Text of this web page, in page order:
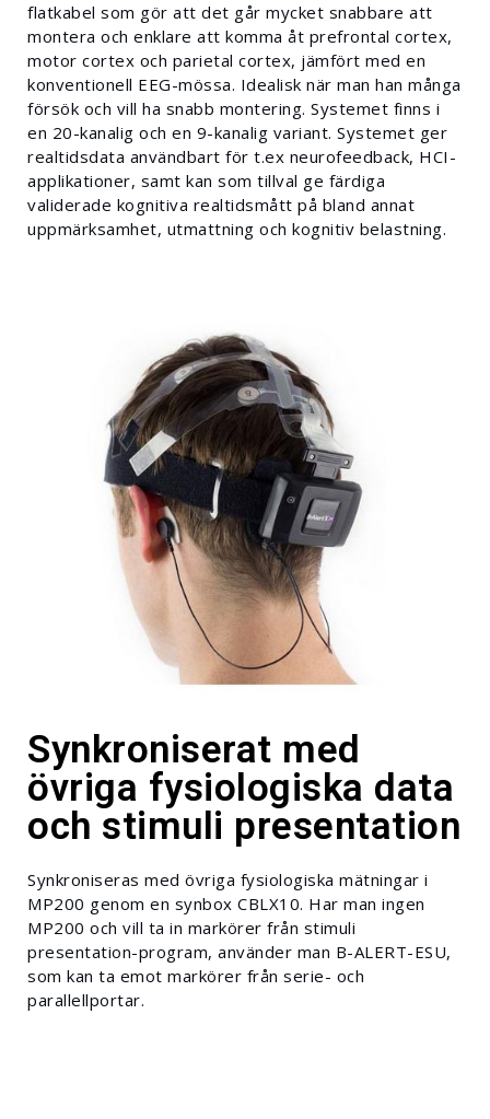
flatkabel som gör att det går mycket snabbare att
montera och enklare att komma åt prefrontal cortex,
motor cortex och parietal cortex, jämfört med en
konventionell EEG-mössa. Idealisk när man han många
försök och vill ha snabb montering. Systemet finns i
en 20-kanalig och en 9-kanalig variant. Systemet ger
realtidsdata användbart för t.ex neurofeedback, HCI-
applikationer, samt kan som tillval ge färdiga
validerade kognitiva realtidsmått på bland annat
uppmärksamhet, utmattning och kognitiv belastning.
Synkroniserat med
övriga fysiologiska data
och stimuli presentation
Synkroniseras med övriga fysiologiska mätningar i
MP200 genom en synbox CBLX10. Har man ingen
MP200 och vill ta in markörer från stimuli
presentation-program, använder man B-ALERT-ESU,
som kan ta emot markörer från serie- och
parallellportar.